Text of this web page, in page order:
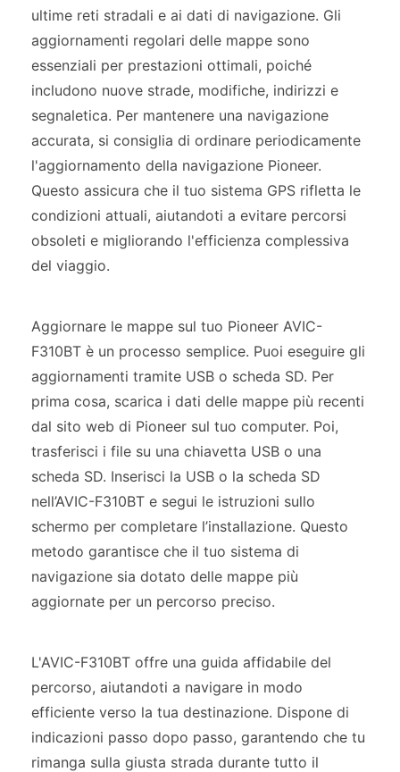
ultime reti stradali e ai dati di navigazione. Gli
aggiornamenti regolari delle mappe sono
essenziali per prestazioni ottimali, poiché
includono nuove strade, modifiche, indirizzi e
segnaletica. Per mantenere una navigazione
accurata, si consiglia di ordinare periodicamente
l'aggiornamento della navigazione Pioneer.
Questo assicura che il tuo sistema GPS rifletta le
condizioni attuali, aiutandoti a evitare percorsi
obsoleti e migliorando l'efficienza complessiva
del viaggio.
Aggiornare le mappe sul tuo Pioneer AVIC-
F310BT è un processo semplice. Puoi eseguire gli
aggiornamenti tramite USB o scheda SD. Per
prima cosa, scarica i dati delle mappe più recenti
dal sito web di Pioneer sul tuo computer. Poi,
trasferisci i file su una chiavetta USB o una
scheda SD. Inserisci la USB o la scheda SD
nell’AVIC-F310BT e segui le istruzioni sullo
schermo per completare l’installazione. Questo
metodo garantisce che il tuo sistema di
navigazione sia dotato delle mappe più
aggiornate per un percorso preciso.
L'AVIC-F310BT offre una guida affidabile del
percorso, aiutandoti a navigare in modo
efficiente verso la tua destinazione. Dispone di
indicazioni passo dopo passo, garantendo che tu
rimanga sulla giusta strada durante tutto il